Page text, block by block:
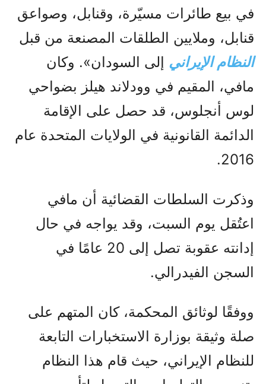
في بيع طائرات مسيّرة، وقنابل، وصواعق
قنابل، وملايين الطلقات المصنعة من قبل
النظام الإيراني إلى السودان». وكان
مافي، المقيم في وودلاند هيلز بضواحي
لوس أنجلوس، قد حصل على الإقامة
الدائمة القانونية في الولايات المتحدة عام
2016.
وذكرت السلطات القضائية أن مافي
اعتُقل يوم السبت، وقد يواجه في حال
إدانته عقوبة تصل إلى 20 عامًا في
السجن الفيدرالي.
ووفقًا لوثائق المحكمة، كان المتهم على
صلة وثيقة بوزارة الاستخبارات التابعة
للنظام الإيراني، حيث قام هذا النظام